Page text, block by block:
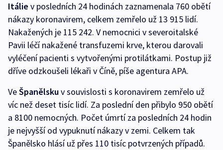
Itálie v posledních 24 hodinách zaznamenala 760 obětí
nákazy koronavirem, celkem zemřelo už 13 915 lidí.
Nakažených je 115 242. V nemocnici v severoitalské
Pavii léčí nakažené transfuzemi krve, kterou darovali
vyléčení pacienti s vytvořenými protilátkami. Postup již
dříve odzkoušeli lékaři v Číně, píše agentura APA.
VeŠpanělskuv souvislosti s koronavirem zemřelo už
víc než deset tisíc lidí. Za poslední den přibylo 950 obětí
a 8100 nemocných. Počet úmrtí za posledních 24 hodin
je nejvyšší od vypuknutí nákazy v zemi. Celkem tak
Španělsko hlásí už přes 110 tisíc potvrzených případů.